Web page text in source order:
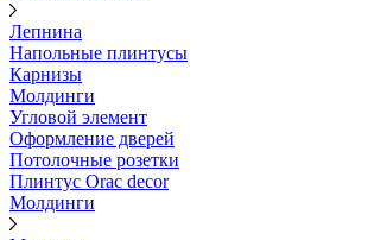
Лепнина
Напольные плинтусы
Карнизы
Молдинги
Угловой элемент
Оформление дверей
Потолочные розетки
Плинтус Orac decor
Молдинги